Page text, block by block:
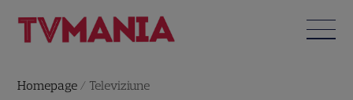
Homepage / Televiziune